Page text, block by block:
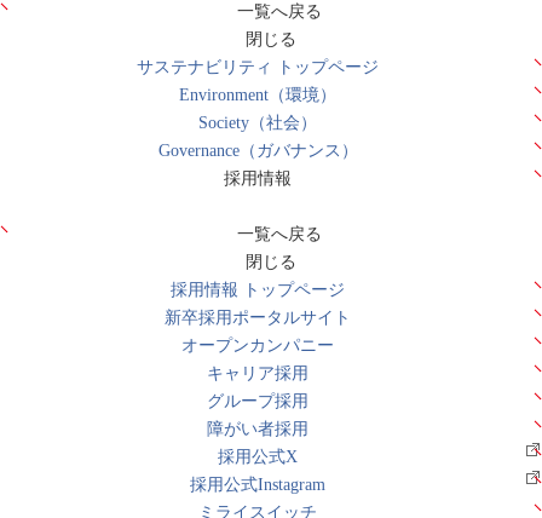
一覧へ戻る
閉じる
サステナビリティ トップページ
Environment（環境）
Society（社会）
Governance（ガバナンス）
採用情報
一覧へ戻る
閉じる
採用情報 トップページ
新卒採用ポータルサイト
オープンカンパニー
キャリア採用
グループ採用
障がい者採用
採用公式X
採用公式Instagram
ミライスイッチ